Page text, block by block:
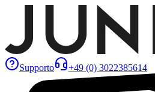
Supporto +49 (0) 3022385614